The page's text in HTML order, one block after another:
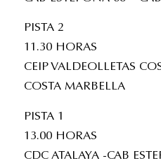
PISTA 2
11.30 HORAS
CEIP VALDEOLLETAS
COSTA MARBELLA
PISTA 1
13.00 HORAS
CDC ATALAYA -CAB